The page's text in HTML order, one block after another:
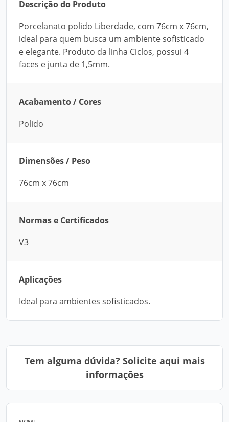
Descrição do Produto
Porcelanato polido Liberdade, com 76cm x 76cm,
ideal para quem busca um ambiente sofisticado
e elegante. Produto da linha Ciclos, possui 4
faces e junta de 1,5mm.
Acabamento / Cores
Polido
Dimensões / Peso
76cm x 76cm
Normas e Certificados
V3
Aplicações
Ideal para ambientes sofisticados.
Tem alguma dúvida? Solicite aqui mais
informações